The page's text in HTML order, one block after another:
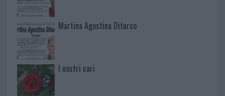
Martina Agostina Diturco
I nostri cari